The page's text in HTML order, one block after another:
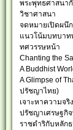
พระพุทธศาสนา
วิชาศาสนา
จดหมายเปิดผนึก
แนวโน้มบทบาท
ทศวรรษหน้า
Chanting the
A Buddhist
A Glimpse of
ปรัชญาไทย)
เจาะหาความจริ
ปรัชญาเศรษฐกิ
ราชดำริกับหลัก